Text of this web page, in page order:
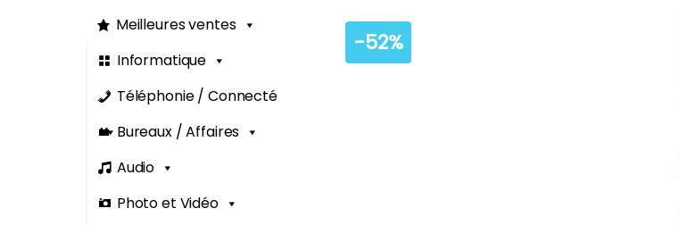
-52%
Meilleures ventes
Informatique
Téléphonie / Connecté
Bureaux / Affaires
Audio
Photo et Vidéo